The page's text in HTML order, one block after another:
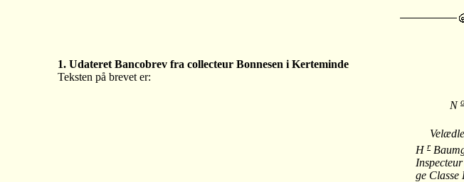
1. Udateret Bancobrev fra collecteur Bonnesen i Kerteminde
Teksten på brevet er:
N o
Velædle
H r
ge Classe